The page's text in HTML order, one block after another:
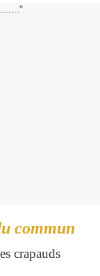
commun
crapauds